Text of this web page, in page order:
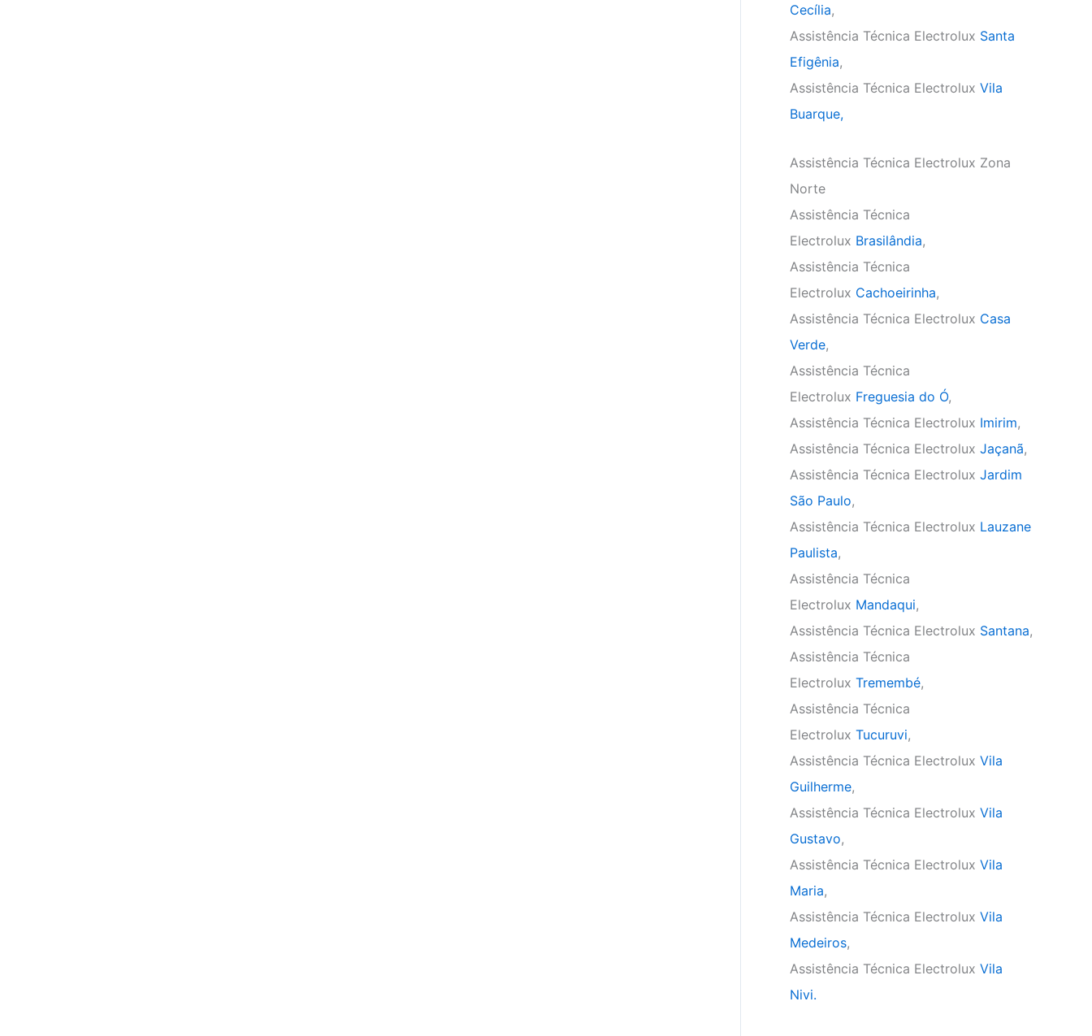
Cecília,
Assistência Técnica Electrolux Santa
Efigênia,
Assistência Técnica Electrolux Vila
Buarque,
Assistência Técnica Electrolux Zona
Norte
Assistência Técnica
Electrolux Brasilândia,
Assistência Técnica
Electrolux Cachoeirinha,
Assistência Técnica Electrolux Casa
Verde,
Assistência Técnica
Electrolux Freguesia do Ó,
Assistência Técnica Electrolux Imirim,
Assistência Técnica Electrolux Jaçanã,
Assistência Técnica Electrolux Jardim
São Paulo,
Assistência Técnica Electrolux Lauzane
Paulista,
Assistência Técnica
Electrolux Mandaqui,
Assistência Técnica Electrolux Santana,
Assistência Técnica
Electrolux Tremembé,
Assistência Técnica
Electrolux Tucuruvi,
Assistência Técnica Electrolux Vila
Guilherme,
Assistência Técnica Electrolux Vila
Gustavo,
Assistência Técnica Electrolux Vila
Maria,
Assistência Técnica Electrolux Vila
Medeiros,
Assistência Técnica Electrolux Vila
Nivi.